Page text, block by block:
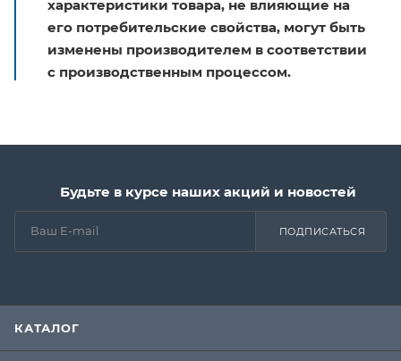
характеристики товара, не влияющие на
его потребительские свойства, могут быть
изменены производителем в соответствии
с производственным процессом.
Будьте в курсе наших акций и новостей
ПОДПИСАТЬСЯ
КАТАЛОГ